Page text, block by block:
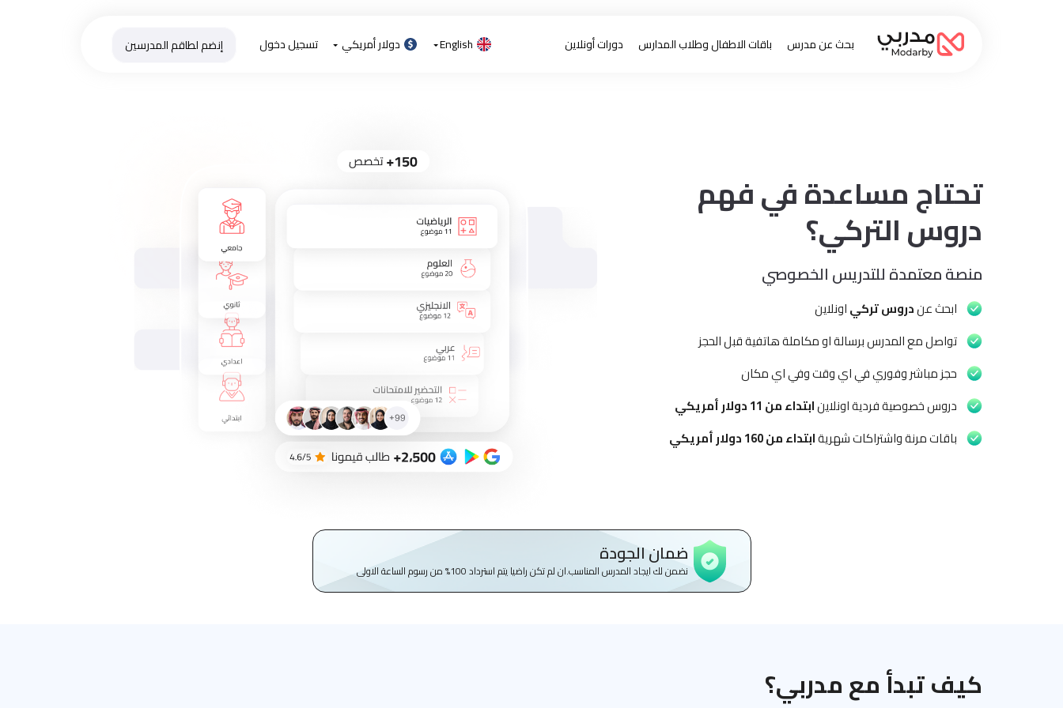
بحث عن مدرس باقات الاطفال وطلاب المدارس دورات أونلاين English دولار أمريكي تسجيل دخول إنضم لطاقم المدرسين
تحتاج مساعدة في فهم
دروس التركي؟
منصة معتمدة للتدريس الخصوصي
ابحث عندروس تركياونلاين
تواصل مع المدرس برسالة او مكاملة هاتفية قبل الحجز
حجز مباشر وفوري في اي وقت وفي اي مكان
دروس خصوصية فردية اونلاينابتداء من 11 دولار أمريكي
باقات مرنة واشتراكات شهريةابتداء من160 دولار أمريكي
ضمان الجودة
نضمن لك ايجاد المدرس المناسب.ان لم تكن راضيا يتم استرداد 100% من رسوم الساعة الاولى
كيف تبدأ مع مدربي؟